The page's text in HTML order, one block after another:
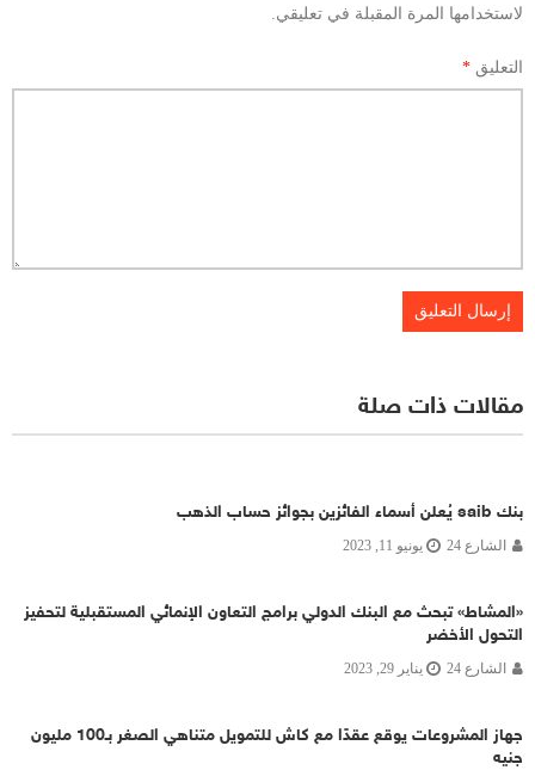
لاستخدامها المرة المقبلة في تعليقي.
التعليق *
مقالات ذات صلة
بنك saib يُعلن أسماء الفائزين بجوائز حساب الذهب
الشارع 24 يونيو 11, 2023
«المشاط» تبحث مع البنك الدولي برامج التعاون الإنمائي المستقبلية لتحفيز
التحول الأخضر
الشارع 24 يناير 29, 2023
جهاز المشروعات يوقع عقدًا مع كاش للتمويل متناهي الصغر بـ100 مليون
جنيه